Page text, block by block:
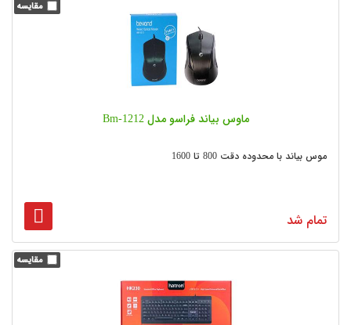
ماوس بیاند فراسو مدل Bm-1212
موس بیاند با محدوده دقت 800 تا 1600
تمام شد